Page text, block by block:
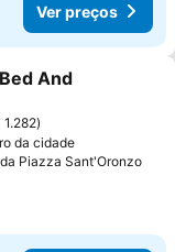
Ver preços
favoritos
And
1.282
da cidade
Piazza Sant'OronzoVer